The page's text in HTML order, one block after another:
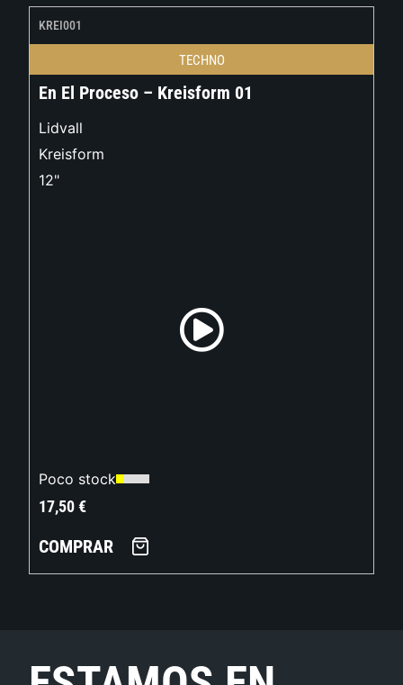
KREI001
TECHNO
En El Proceso – Kreisform 01
Lidvall
Kreisform
12"
Poco stock
17,50€
COMPRAR